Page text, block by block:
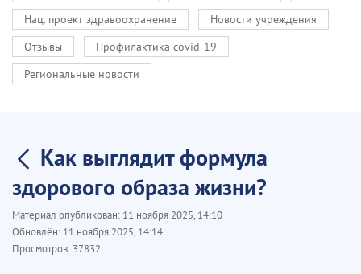
Нац. проект здравоохранение
Новости учреждения
Отзывы
Профилактика covid-19
Региональные новости
Как выглядит формула
здорового образа жизни?
Материал опубликован: 11 ноября 2025, 14:10
Обновлён: 11 ноября 2025, 14:14
Просмотров: 37832